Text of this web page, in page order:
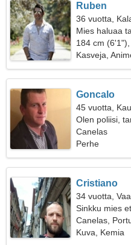
Ruben
36 vuotta,
Mies haluaa
184 cm
Kasveja,
Goncalo
45 vuotta,
Olen poliisi,
Canelas
Perhe
Cristiano
34 vuotta,
Sinkku mies
Canelas,
Kuva, Kemia